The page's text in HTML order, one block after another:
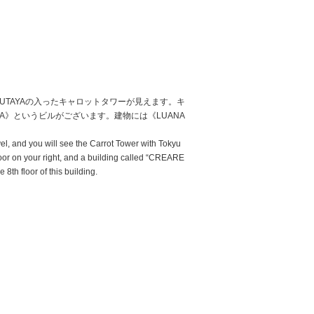
の入ったキャロットタワーが見えます。キ
というビルがございます。建物には《LUANA
and you will see the Carrot Tower with Tokyu
on your right, and a building called “CREARE
8th floor of this building.